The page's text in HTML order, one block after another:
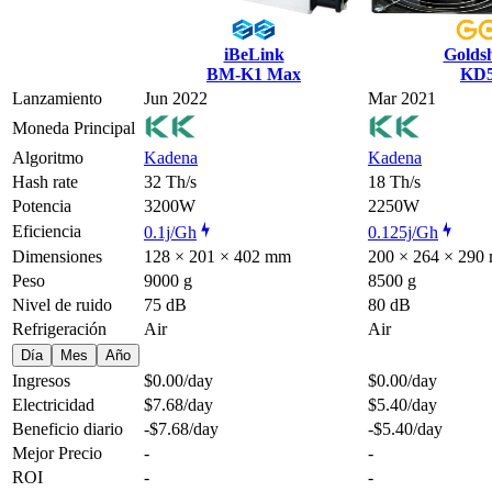
iBeLink
BM-K1 Max
Lanzamiento
Jun 2022
Mar 2021
Moneda Principal
Algoritmo
Kadena
Kadena
Hash rate
32 Th/s
18 Th/s
Potencia
3200W
2250W
Eficiencia
0.1j/Gh
0.125j/Gh
Dimensiones
128 × 201 × 402 mm
200 × 264 × 290
Peso
9000 g
8500 g
Nivel de ruido
75 dB
80 dB
Refrigeración
Air Air
Día Mes Año
Ingresos $0.00/day $0.00/day
Electricidad
$7.68/day $5.40/day
Beneficio diario
-$7.68/day -$5.40/day
Mejor Precio
-
-
ROI
- -